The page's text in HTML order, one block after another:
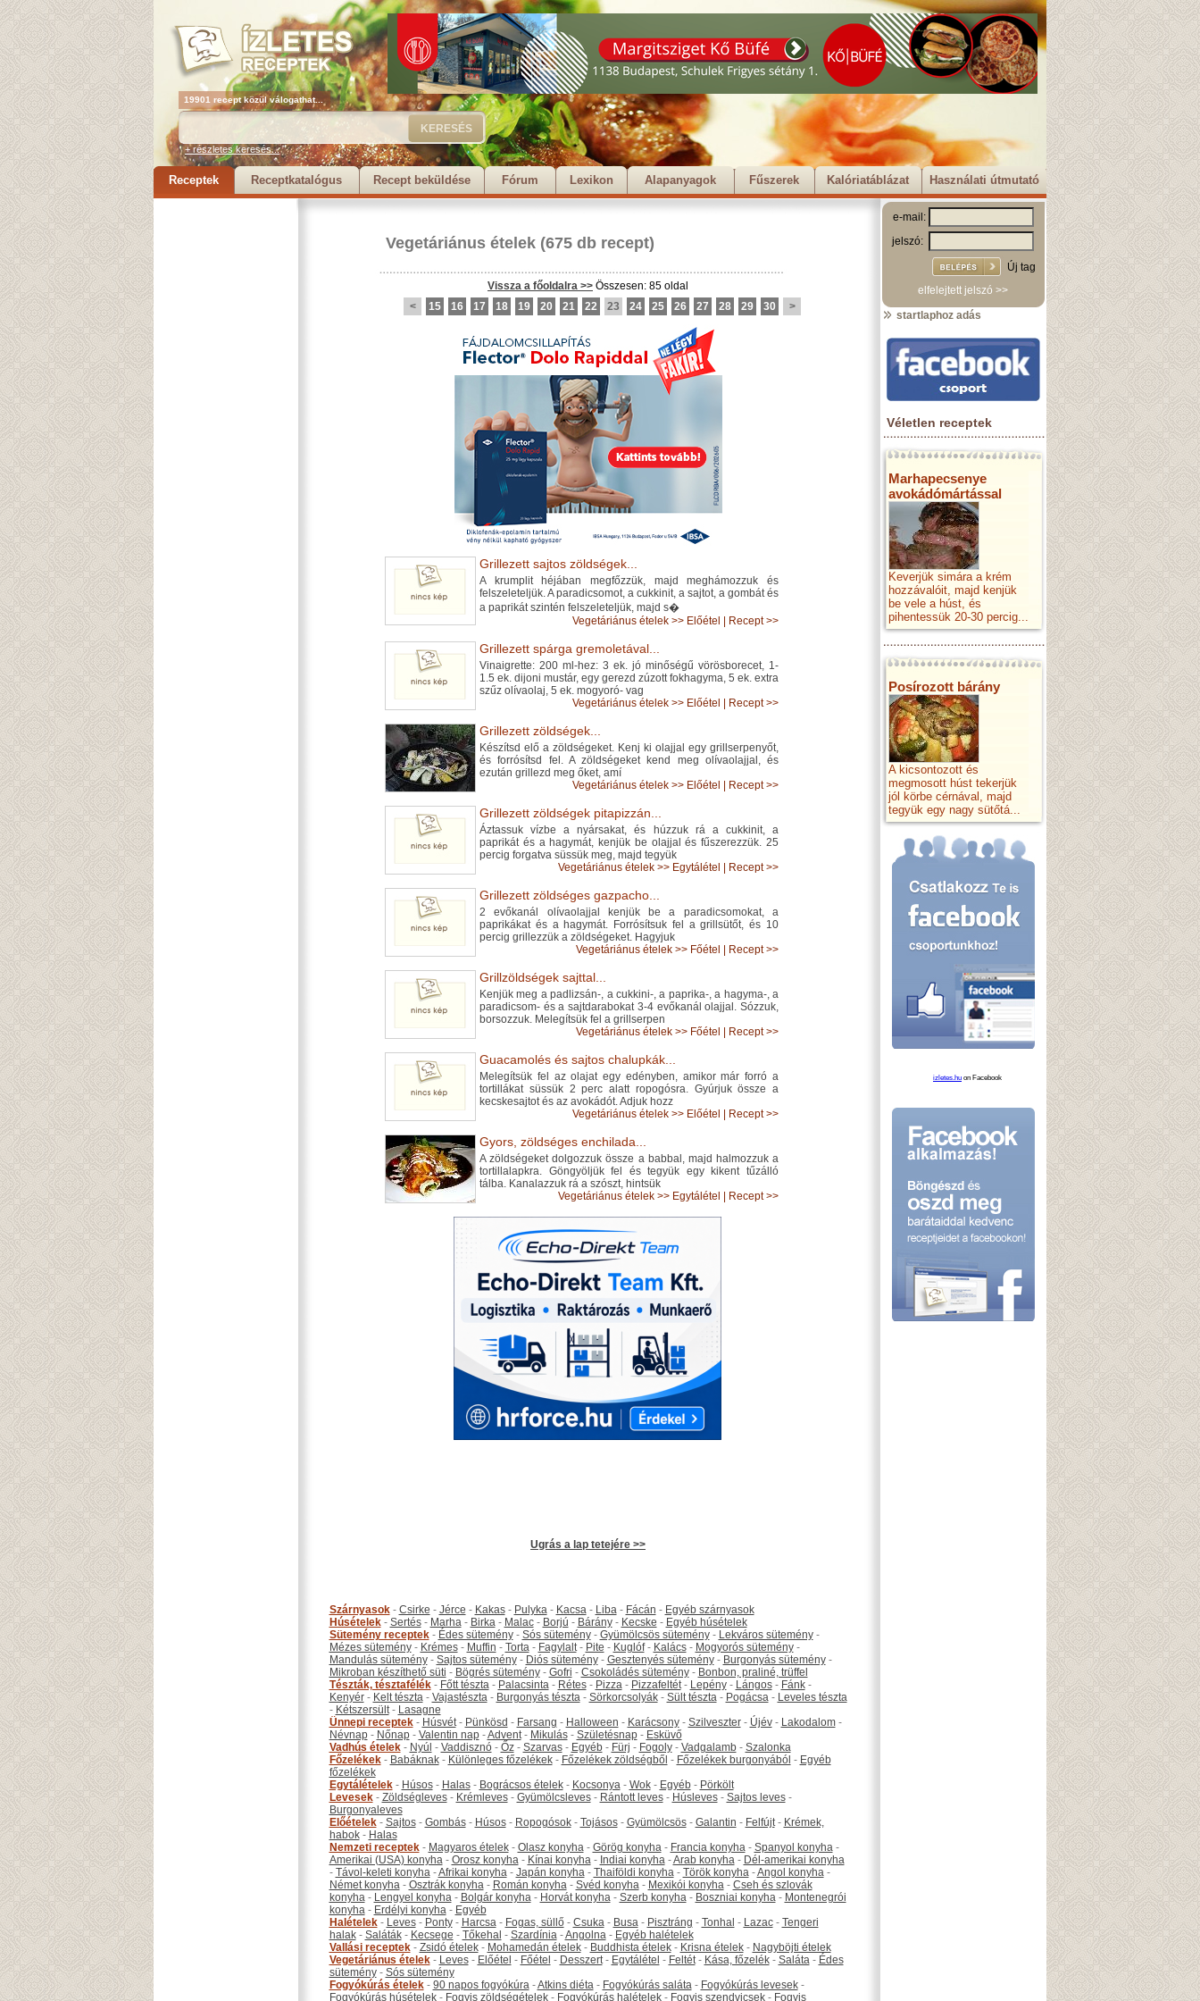
19901 recept közül válogathat...
+ részletes keresés...
Receptek Receptkatalógus Recept beküldése Fórum Lexikon Alapanyagok Fűszerek Kalóriatáblázat Használati útmutató
Vegetáriánus ételek (675 db recept)
Vissza a főoldalra >> Összesen: 85 oldal
<
15 16 17 18 19 20 21 22 23 24 25 26 27 28 29 30 >
Grillezett sajtos zöldségek...
A krumplit héjában megfőzzük, majd meghámozzuk és
felszeleteljük. A paradicsomot, a cukkinit, a sajtot, a gombát és
a paprikát szintén felszeleteljük, majd s�
Vegetáriánus ételek >> Előétel Recept >>
Grillezett spárga gremoletával...
Vinaigrette: 200 ml-hez: 3 ek. jó minőségű vörösborecet, 1-
1.5 ek. dijoni mustár, egy gerezd zúzott fokhagyma, 5 ek. extra
szűz olívaolaj, 5 ek. mogyoró- vag
Vegetáriánus ételek >> Előétel Recept >>
Grillezett zöldségek...
Készítsd elő a zöldségeket. Kenj ki olajjal egy grillserpenyőt,
és forrósítsd fel. A zöldségeket kend meg olívaolajjal, és
ezután grillezd meg őket, amí
Vegetáriánus ételek >> Előétel Recept >>
Grillezett zöldségek pitapizzán...
Áztassuk vízbe a nyársakat, és húzzuk rá a cukkinit, a
paprikát és a hagymát, kenjük be olajjal és fűszerezzük. 25
percig forgatva süssük meg, majd tegyük
Vegetáriánus ételek >> Egytálétel Recept >>
Grillezett zöldséges gazpacho...
2 evőkanál olívaolajjal kenjük be a paradicsomokat, a
paprikákat és a hagymát. Forrósítsuk fel a grillsütőt, és 10
percig grillezzük a zöldségeket. Hagyjuk
Vegetáriánus ételek >> Főétel Recept >>
Grillzöldségek sajttal...
Kenjük meg a padlizsán-, a cukkini-, a paprika-, a hagyma-, a
paradicsom- és a sajtdarabokat 3-4 evőkanál olajjal. Sózzuk,
borsozzuk. Melegítsük fel a grillserpen
Vegetáriánus ételek >> Főétel Recept >>
Guacamolés és sajtos chalupkák...
Melegítsük fel az olajat egy edényben, amikor már forró a
tortillákat süssük 2 perc alatt ropogósra. Gyúrjuk össze a
kecskesajtot és az avokádót. Adjuk hozz
Vegetáriánus ételek >> Előétel Recept >>
Gyors, zöldséges enchilada...
A zöldségeket dolgozzuk össze a babbal, majd halmozzuk a
tortillalapkra. Göngyöljük fel és tegyük egy kikent tűzálló
tálba. Kanalazzuk rá a szószt, hintsük
Vegetáriánus ételek >> Egytálétel Recept >>
Ugrás a lap tetejére >>
Szárnyasok- Csirke - Jérce - Kakas- Pulyka- Kacsa- Liba- Fácán - Egyéb szárnyasok
Húsételek- Sertés- Marha- Birka- Malac- Borjú - Bárány- Kecske - Egyéb húsételek
Sütemény receptek- Édes sütemény- Sós sütemény- Gyümölcsös sütemény- Lekváros sütemény-
Mézes sütemény- Krémes- Muffin - Torta- Fagylalt- Pite - Kuglóf- Kalács- Mogyorós sütemény-
Mandulás sütemény- Sajtos sütemény- Diós sütemény- Gesztenyés sütemény- Burgonyás sütemény-
Mikroban készíthető süti - Bögrés sütemény- Gofri - Csokoládés sütemény- Bonbon, praliné, trüffel
Tészták, tésztafélék- Főtt tészta- Palacsinta- Rétes- Pizza- Pizzafeltét- Lepény- Lángos- Fánk-
Kenyér- Kelt tészta- Vajastészta- Burgonyás tészta- Sörkorcsolyák- Sült tészta- Pogácsa- Leveles tészta
- Kétszersült- Lasagne
Ünnepi receptek- Húsvét- Pünkösd - Farsang - Halloween - Karácsony- Szilveszter- Újév- Lakodalom-
Névnap- Nőnap- Valentin nap-Advent- Mikulás- Születésnap- Esküvő
Vadhús ételek- Nyúl - Vaddisznó- Őz- Szarvas- Egyéb- Fürj - Fogoly- Vadgalamb- Szalonka
Főzelékek- Babáknak- Különleges főzelékek- Főzelékek zöldségből - Főzelékek burgonyából - Egyéb
főzelékek
Egytálételek- Húsos- Halas- Bográcsos ételek- Kocsonya- Wok- Egyéb- Pörkölt
Levesek- Zöldségleves- Krémleves- Gyümölcsleves- Rántott leves- Húsleves- Sajtos leves-
Burgonyaleves
Előételek- Sajtos- Gombás- Húsos- Ropogósok- Tojásos- Gyümölcsös- Galantin - Felfújt- Krémek,
habok- Halas
Nemzeti receptek- Magyaros ételek- Olasz konyha- Görög konyha- Francia konyha- Spanyol konyha-
Amerikai (USA) konyha- Orosz konyha- Kínai konyha- Indiai konyha-Arab konyha- Dél-amerikai konyha
- Távol-keleti konyha-Afrikai konyha- Japán konyha- Thaiföldi konyha- Török konyha-Angol konyha-
Német konyha- Osztrák konyha- Román konyha- Svéd konyha- Mexikói konyha- Cseh és szlovák
konyha- Lengyel konyha- Bolgár konyha- Horvát konyha- Szerb konyha- Boszniai konyha- Montenegrói
konyha- Erdélyi konyha- Egyéb
Halételek- Leves- Ponty- Harcsa- Fogas, süllő- Csuka- Busa- Pisztráng - Tonhal - Lazac- Tengeri
halak- Saláták- Kecsege - Tőkehal - Szardínia-Angolna- Egyéb halételek
Vallási receptek- Zsidó ételek- Mohamedán ételek- Buddhista ételek- Krisna ételek- Nagyböjti ételek
Vegetáriánus ételek- Leves- Előétel - Főétel - Desszert- Egytálétel - Feltét- Kása, főzelék- Saláta- Édes
sütemény- Sós sütemény
Fogyókúrás ételek- 90 napos fogyókúra-Atkins diéta- Fogyókúrás saláta- Fogyókúrás levesek-
Fogyókúrás húsételek- Fogyis zöldségételek- Fogyókúrás halételek- Fogyis szendvicsek- Fogyis
e-mail:
jelszó:
Új tag
elfelejtett jelszó >>
startlaphoz adás
Véletlen receptek
Marhapecsenye
avokádómártással
Keverjük simára a krém
hozzávalóit, majd kenjük
be vele a húst, és
pihentessük 20-30 percig...
Posírozott bárány
A kicsontozott és
megmosott húst tekerjük
jól körbe cérnával, majd
tegyük egy nagy sütőtá...
izletes.hu on Facebook